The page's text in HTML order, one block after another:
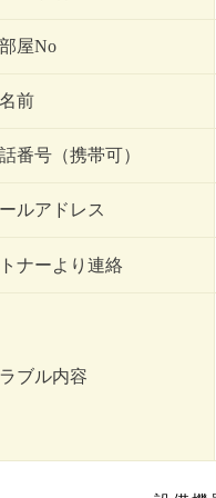
屋No
前
番号（携帯可）
ルアドレス
ナーより連絡
ラブル内容